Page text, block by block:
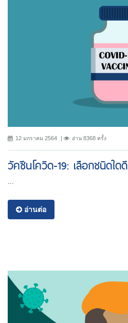
12 มกราคม 2564 อ่าน 8368 ครั้ง
วัคซีนโควิด-19: เลือกชนิดใดดี
...
อ่านต่อ